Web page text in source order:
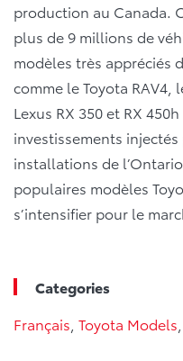
production au Canada.
plus de 9 millions de
modèles très appréciés
comme le Toyota RAV4,
Lexus RX 350 et RX
investissements injectés
installations de
populaires modèles
s’intensifier pour le
Categories
Français Toyota Models